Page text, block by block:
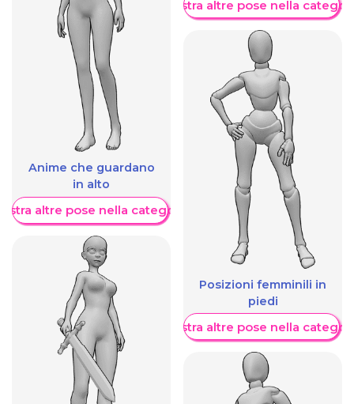
Anime che guardano
in alto
altre pose nella categoria
Mostra altre pose nella
Posizioni femminili in
piedi
Mostra altre pose nella